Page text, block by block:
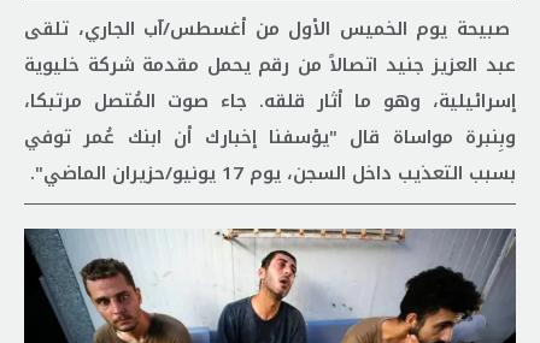
صبيحة يوم الخميس الأول من أغسطس/آب الجاري، تلقى
عبد العزيز جنيد اتصالاً من رقم يحمل مقدمة شركة خليوية
إسرائيلية، وهو ما أثار قلقه. جاء صوت المُتصل مرتبكا،
وبِنبرة مواساة قال "يؤسفنا إخبارك أن ابنك عُمر توفي
بسبب التعذيب داخل السجن، يوم 17 يونيو/حزيران الماضي".